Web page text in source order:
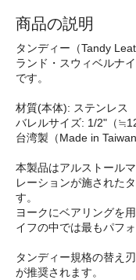
商品の説明
タンディー（Tandy
ランド・スウィベルナ
です。
材質(本体): ステンレス
バレルサイズ: 1/2"（
台湾製（Made in Taiwan
本製品はアルストール
レーションが施された
す。
ヨークにベアリングを
イフの中では最もパフ
タンディー規格の替え
が推奨されます。